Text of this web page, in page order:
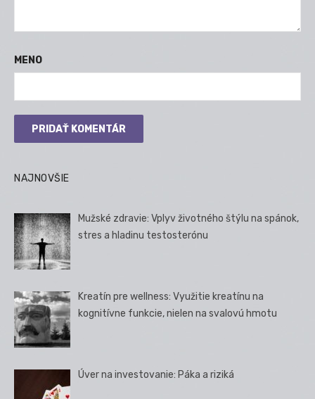
MENO
NAJNOVŠIE
Mužské zdravie: Vplyv životného štýlu na spánok,
stres a hladinu testosterónu
Kreatín pre wellness: Využitie kreatínu na
kognitívne funkcie, nielen na svalovú hmotu
Úver na investovanie: Páka a riziká